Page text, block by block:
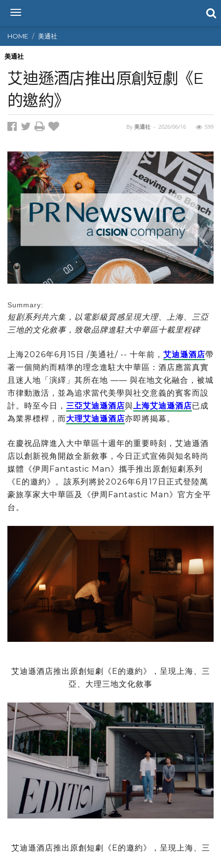
T
g
g
l
n
a
v
g
o
n
HOME 美通社
美通社
艾迪遜酒店推出原創短劇《E
的邀約》
By 美通社 - 2026/06/16 599
Summary:
短剧系列共六集，以電影級質感呈現大理、上海、三亞
三地的文化敘事， 致敬品牌進駐大中華區十載里程碑
上海2026年6月15日 /美通社/ -- 十年前， 艾迪遜酒店帶
著一個簡約而精準的理念進駐大中華區：酒店應當真實
且迷人地「演繹」其所在地 —— 與在地文化融合，被城
市律動激活，並為追求當代美學與社交意義的賓客而設
計。時至今日， 三亞艾迪遜酒店與 上海艾迪遜酒店已成
為業界標桿，而大理艾迪遜酒店亦即將揭幕。
在慶祝品牌進入大中華區十週年的重要時刻，艾迪遜酒
店以創新視角開啟全新敘事，今日正式宣佈與知名時尚
媒體《伊周Fantastic Man》攜手推出原創短劇系列
《E的邀約》。該系列將於2026年6月17日正式登陸萬
豪旅享家大中華區及《伊周Fantastic Man》官方全平
台。
艾迪遜酒店推出原創短劇《E的邀約》，呈現上海、三
亞、大理三地文化敘事
艾迪遜酒店推出原創短劇《E的邀約》，呈現上海、三